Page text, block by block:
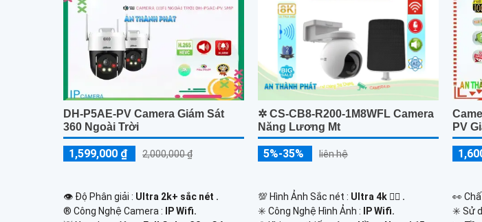
DH-P5AE-PV Camera Giám Sát
360 Ngoài Trời
1,599,000 ₫ 2,000,000 ₫
👁 Độ Phân giải : Ultra 2k+ sắc nét .
®️ Công Nghệ Camera :
IP Wifi.
✲ CS-CB8-R200-1M8WFL Camera
Năng Lương Mt
5%-35% liên hệ
💯 Hình Ảnh Sắc nét : Ultra 4k 👍🏾 .
✳️ Công Nghệ Hình Ảnh :
IP Wifi.
PV
️👀
✳️ Sử